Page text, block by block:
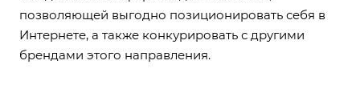
позволяющей выгодно позиционировать себя в
Интернете, а также конкурировать с другими
брендами этого направления.